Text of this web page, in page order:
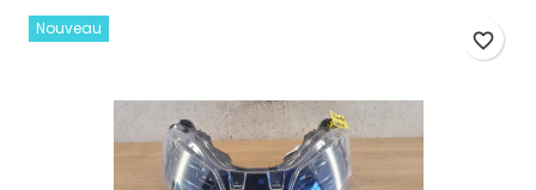
Nouveau
favorite_border